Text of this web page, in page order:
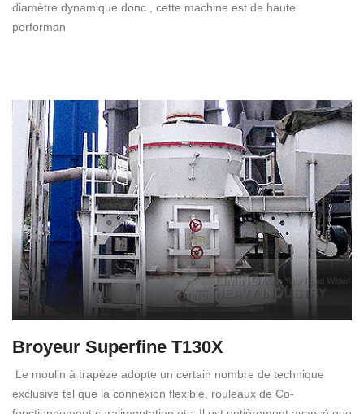
diamètre dynamique donc , cette machine est de haute
performan
Broyeur Superfine T130X
Le moulin à trapèze adopte un certain nombre de technique
exclusive tel que la connexion flexible, rouleaux de Co-